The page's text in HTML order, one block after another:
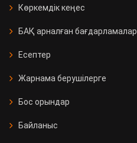
Көркемдік кеңес
БАҚ арналған бағдарламалар
Есептер
Жарнама берушілерге
Бос орындар
Байланыс